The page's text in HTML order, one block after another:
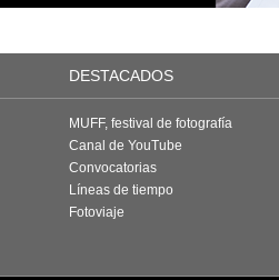
DESTACADOS
MUFF, festival de fotografía
Canal de YouTube
Convocatorias
Líneas de tiempo
Fotoviaje